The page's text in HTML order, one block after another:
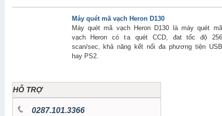
Máy quét mã vạch Heron D130
Máy quét mã vạch Heron D130 là máy quét mã
vạch Heron có tia quét CCD, đat tốc độ 256
scan/sec, khả năng kết nối đa phương tiện USB
hay PS2.
HỖ TRỢ
0287.101.3366